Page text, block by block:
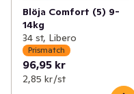
Blöja Comfort (5) 9-
14kg
34 st, Libero
Prismatch
96,95 kr
2,85 kr /st